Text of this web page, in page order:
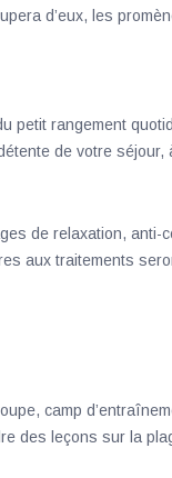
d’eux, les
petit rangement
de votre séjour,
de relaxation, anti-
aux traitements
camp
des leçons sur la